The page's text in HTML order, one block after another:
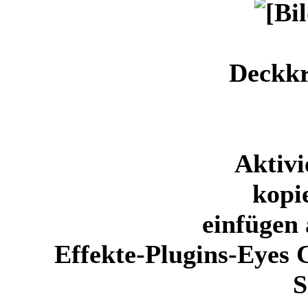
einfügen
Effekte-Plugins-Eyes